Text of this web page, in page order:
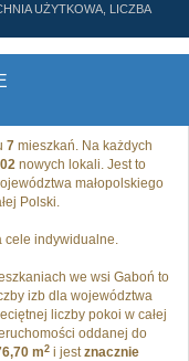
UŻYTKOWA, LICZBA
7 mieszkań. Na każdych
nowych lokali. Jest to
małopolskiego
Polski.
cele indywidualne.
we wsi Gaboń to
izb dla województwa
liczby pokoi w całej
oddanej do
m2 i jestznacznie